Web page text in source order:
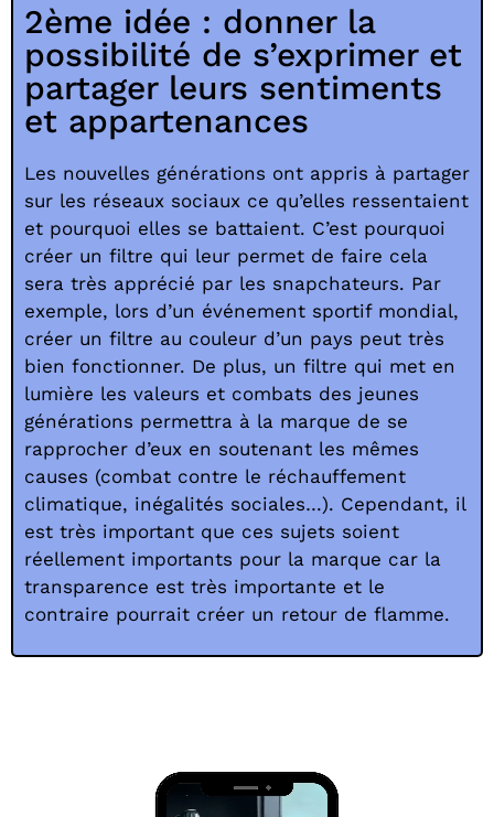
2ème idée : donner la
possibilité de s’exprimer et
partager leurs sentiments
et appartenances
Les nouvelles générations ont appris à partager
sur les réseaux sociaux ce qu’elles ressentaient
et pourquoi elles se battaient. C’est pourquoi
créer un filtre qui leur permet de faire cela
sera très apprécié par les snapchateurs. Par
exemple, lors d’un événement sportif mondial,
créer un filtre au couleur d’un pays peut très
bien fonctionner. De plus, un filtre qui met en
lumière les valeurs et combats des jeunes
générations permettra à la marque de se
rapprocher d’eux en soutenant les mêmes
causes (combat contre le réchauffement
climatique, inégalités sociales…). Cependant, il
est très important que ces sujets soient
réellement importants pour la marque car la
transparence est très importante et le
contraire pourrait créer un retour de flamme.